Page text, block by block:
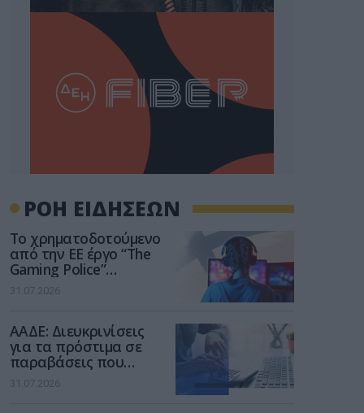
ΡΟΗ ΕΙΔΗΣΕΩΝ
Το χρηματοδοτούμενο
από την ΕΕ έργο “The
Gaming Police”
ενισχύει την ασφάλεια
των παιδιών στο
31.07.2026
ΑΑΔΕ: Διευκρινίσεις
για τα πρόστιμα σε
παραβάσεις που
αφορούν τους ΦΗΜ
31.07.2026